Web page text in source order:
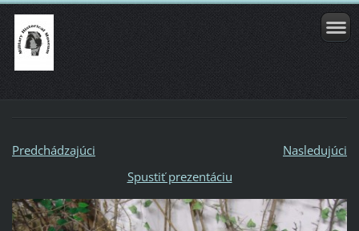
Predchádzajúci
Nasledujúci
Spustiť prezentáciu